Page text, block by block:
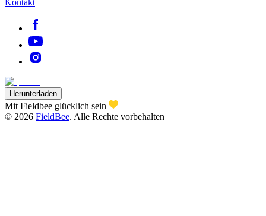
Kontakt
Herunterladen
Mit Fieldbee glücklich sein
© 2026 FieldBee. Alle Rechte vorbehalten